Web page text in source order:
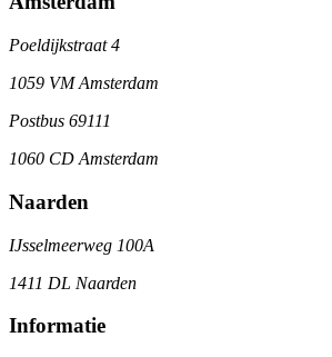
Poeldijkstraat 4
1059 VM Amsterdam
Postbus 69111
1060 CD Amsterdam
Naarden
IJsselmeerweg 100A
1411 DL Naarden
Informatie